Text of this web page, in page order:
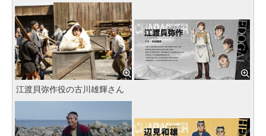
江渡貝弥作役の古川雄輝さん